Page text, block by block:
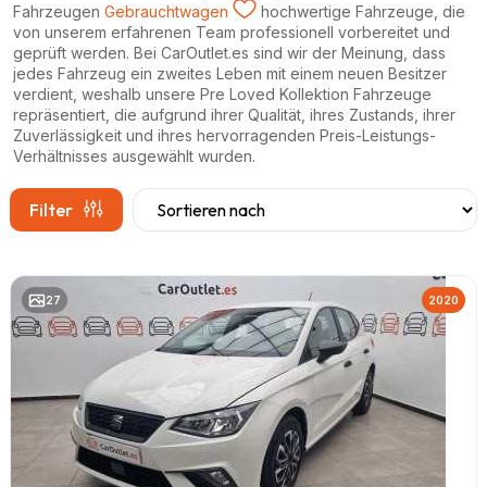
Fahrzeugen Gebrauchtwagen
hochwertige Fahrzeuge, die
von unserem erfahrenen Team professionell vorbereitet und
geprüft werden. Bei CarOutlet.es sind wir der Meinung, dass
jedes Fahrzeug ein zweites Leben mit einem neuen Besitzer
verdient, weshalb unsere Pre Loved Kollektion Fahrzeuge
repräsentiert, die aufgrund ihrer Qualität, ihres Zustands, ihrer
Zuverlässigkeit und ihres hervorragenden Preis-Leistungs-
Verhältnisses ausgewählt wurden.
Filter
27 2020